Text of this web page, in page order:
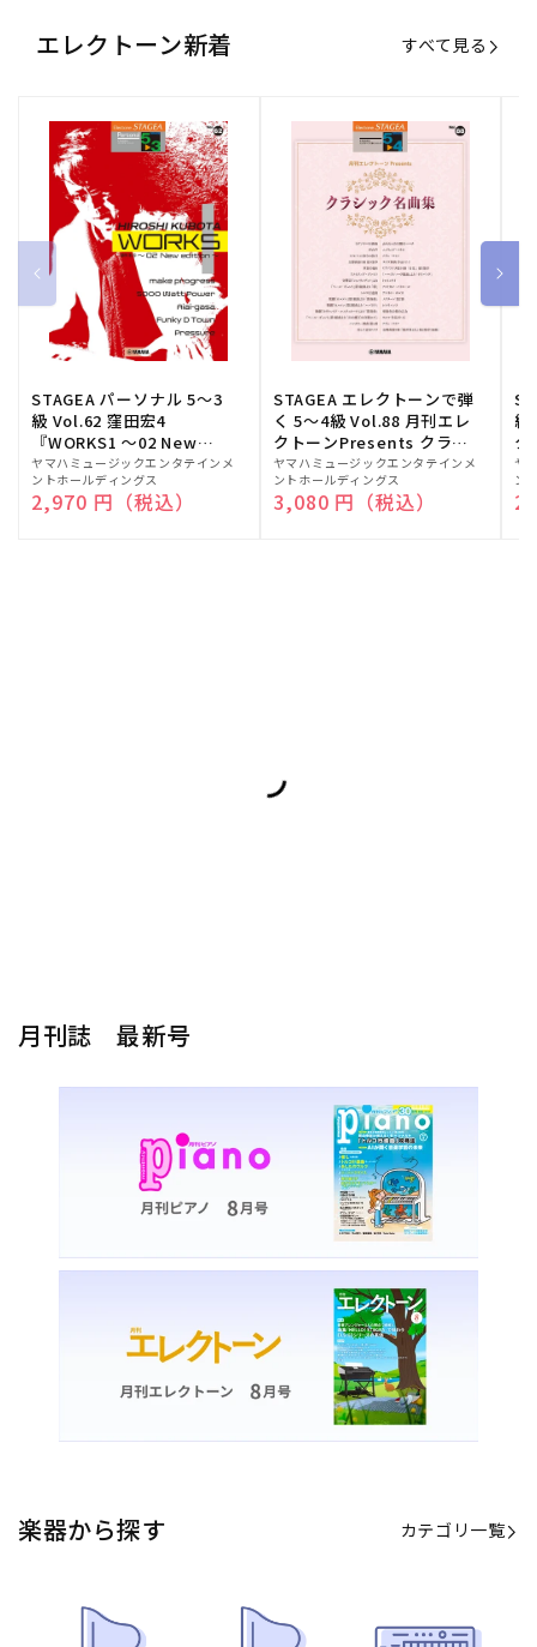
エレクトーン新着 すべて見る
STAGEA パーソナル 5～3
級 Vol.62 窪田宏4
『WORKS1 ～02 New
edition～』
販
売
元:
ヤマハミュージックエンタテインメ
ントホールディングス
通常価格
2,970 円（税込）
STAGEA エレクトーンで弾
く 5～4級 Vol.88 月刊エレ
クトーンPresents クラシ
ック名曲集
販
売
元:
ヤマハミュージックエンタテインメ
ントホールディングス
通常価格
3,080 円（税込）
級
ク
販
売
元:
ヤ
ン
月刊誌 最新号
楽器から探す カテゴリ一覧